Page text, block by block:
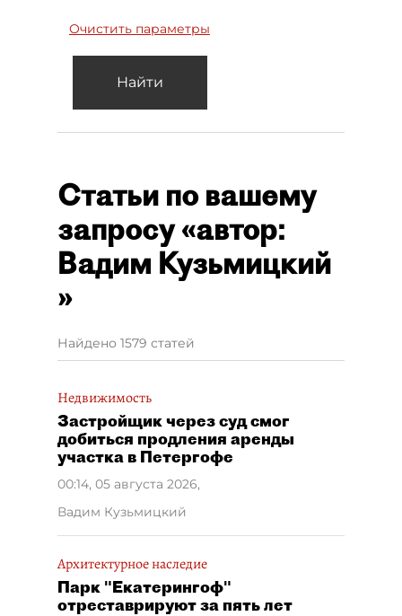
Найти
Очистить параметры
Статьи по вашему
запросу «автор:
Вадим Кузьмицкий
»
Найдено 1579 статей
Недвижимость
Застройщик через суд смог
добиться продления аренды
участка в Петергофе
00:14, 05 августа 2026,
Вадим Кузьмицкий
Архитектурное наследие
Парк "Екатерингоф"
отреставрируют за пять лет